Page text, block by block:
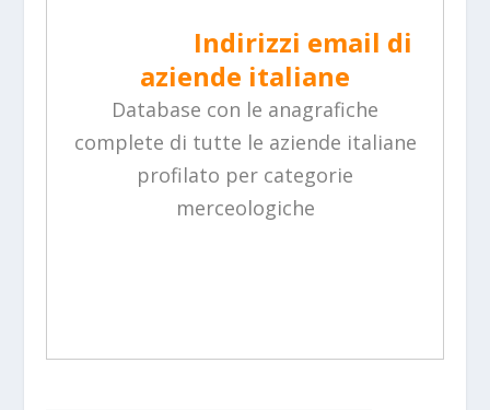
Indirizzi email di
aziende italiane
Database con le anagrafiche
complete di tutte le aziende italiane
profilato per categorie
merceologiche